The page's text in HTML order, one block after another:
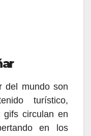
del mundo son
turístico,
circulan en
en los